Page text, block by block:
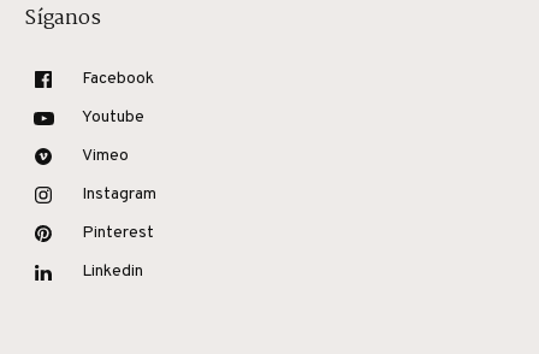
Síganos
Facebook
Youtube
Vimeo
Instagram
Pinterest
Linkedin